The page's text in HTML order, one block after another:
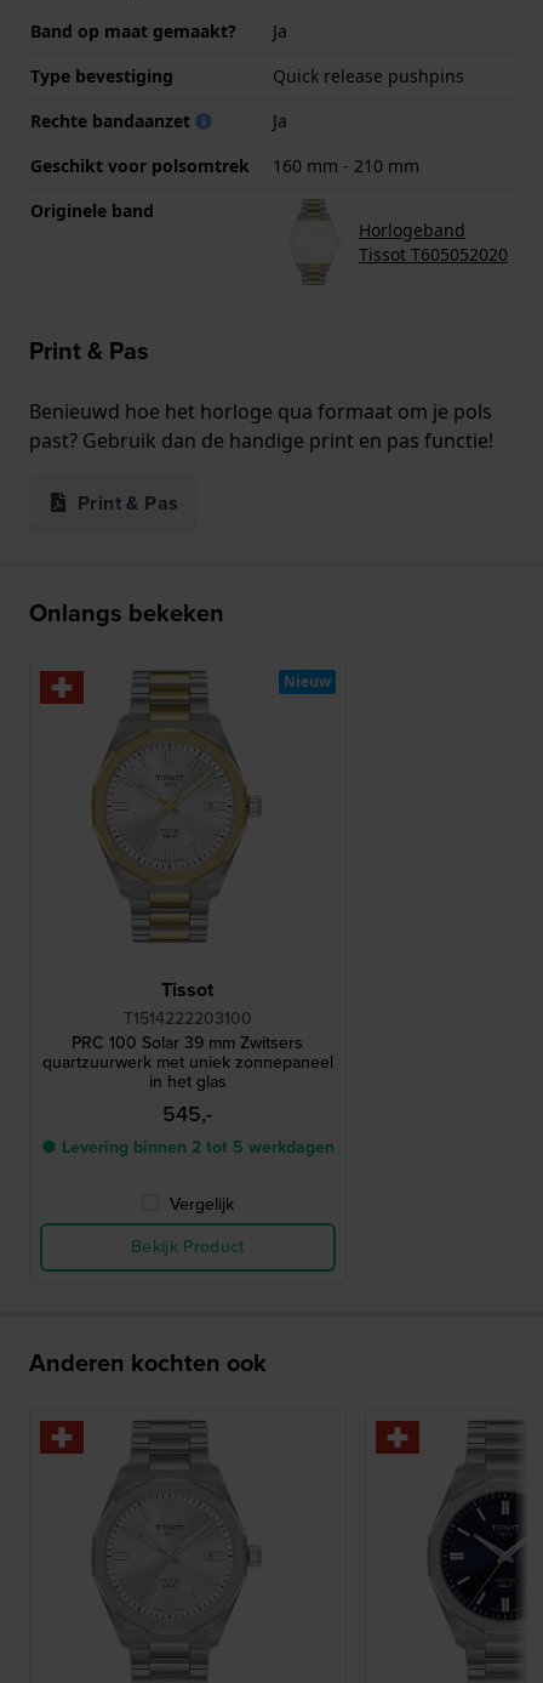
Band op maat gemaakt?
Ja
Type bevestiging
Quick release pushpins
Rechte bandaanzet
Ja
Geschikt voor polsomtrek
160 mm - 210 mm
Originele band
Horlogeband
Tissot T605052020
Print & Pas
Benieuwd hoe het horloge qua formaat om je pols
past? Gebruik dan de handige print en pas functie!
Print & Pas
Onlangs bekeken
Tissot
T1514222203100
PRC 100 Solar 39 mm Zwitsers
quartzuurwerk met uniek zonnepaneel
in het glas
545,-
● Levering binnen 2 tot 5 werkdagen
Vergelijk
Bekijk Product
Nieuw
Anderen kochten ook